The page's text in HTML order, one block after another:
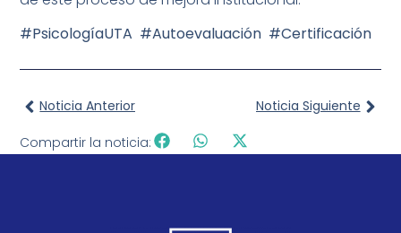
#PsicologíaUTA #Autoevaluación #Certificación
Noticia Anterior Noticia Siguiente
Compartir la noticia: